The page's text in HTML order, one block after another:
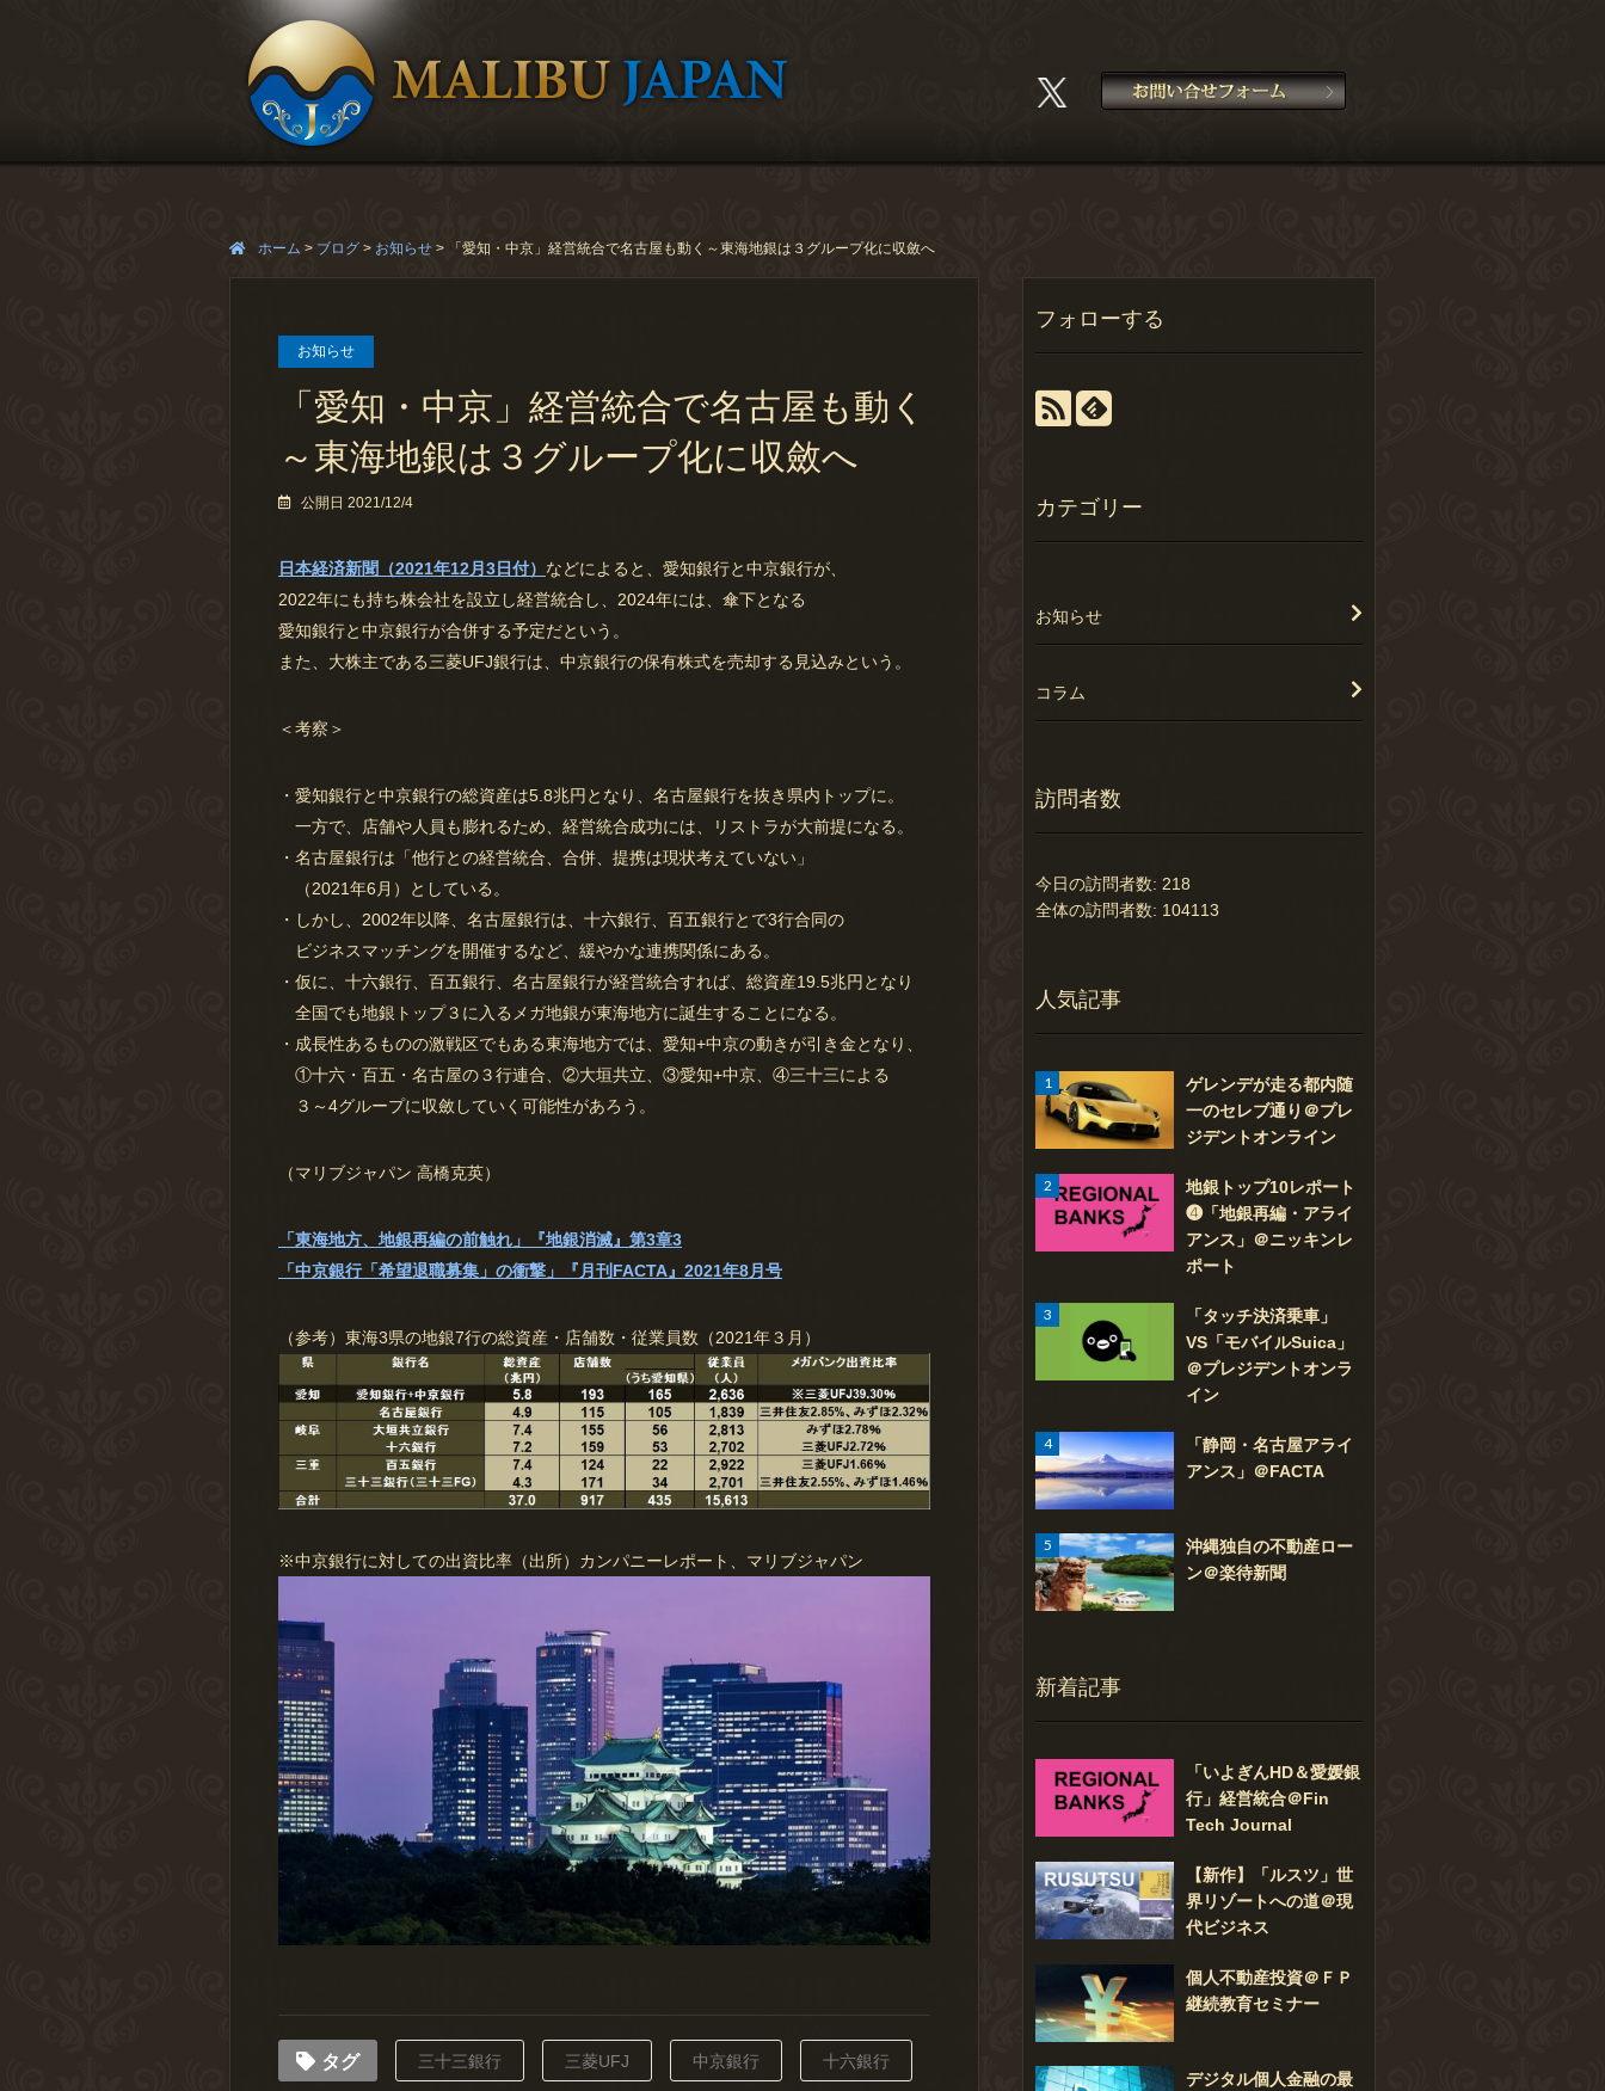
ホーム > ブログ > お知らせ > 「愛知・中京」経営統合で名古屋も動く～東海地銀は３グループ化に収斂へ
お知らせ
「愛知・中京」経営統合で名古屋も動く
～東海地銀は３グループ化に収斂へ
公開日 2021/12/4
日本経済新聞（2021年12月3日付） などによると、愛知銀行と中京銀行が、
2022年にも持ち株会社を設立し経営統合し、2024年には、傘下となる
愛知銀行と中京銀行が合併する予定だという。
また、大株主である三菱UFJ銀行は、中京銀行の保有株式を売却する見込みという。
＜考察＞
・愛知銀行と中京銀行の総資産は5.8兆円となり、名古屋銀行を抜き県内トップに。
一方で、店舗や人員も膨れるため、経営統合成功には、リストラが大前提になる。
・名古屋銀行は「他行との経営統合、合併、提携は現状考えていない」
（2021年6月）としている。
・しかし、2002年以降、名古屋銀行は、十六銀行、百五銀行とで3行合同の
ビジネスマッチングを開催するなど、緩やかな連携関係にある。
・仮に、十六銀行、百五銀行、名古屋銀行が経営統合すれば、総資産19.5兆円となり
全国でも地銀トップ３に入るメガ地銀が東海地方に誕生することになる。
・成長性あるものの激戦区でもある東海地方では、愛知+中京の動きが引き金となり、
①十六・百五・名古屋の３行連合、②大垣共立、③愛知+中京、④三十三による
３～4グループに収斂していく可能性があろう。
（マリブジャパン 高橋克英）
「東海地方、地銀再編の前触れ」『地銀消滅』第3章3
「中京銀行「希望退職募集」の衝撃」『月刊FACTA』2021年8月号
（参考）東海3県の地銀7行の総資産・店舗数・従業員数（2021年３月）
※中京銀行に対しての出資比率（出所）カンパニーレポート、マリブジャパン
タグ 三十三銀行 三菱UFJ 中京銀行 十六銀行
フォローする
カテゴリー
お知らせ
コラム
訪問者数
今日の訪問者数: 218
全体の訪問者数: 104113
人気記事
ゲレンデが走る都内随
一のセレブ通り＠プレ
ジデントオンライン
地銀トップ10レポート
❹「地銀再編・アライ
アンス」＠ニッキンレ
ポート
「タッチ決済乗車」
VS「モバイルSuica」
＠プレジデントオンラ
イン
「静岡・名古屋アライ
アンス」＠FACTA
沖縄独自の不動産ロー
ン＠楽待新聞
新着記事
「いよぎんHD＆愛媛銀
行」経営統合＠Fin
Tech Journal
【新作】「ルスツ」世
界リゾートへの道＠現
代ビジネス
個人不動産投資＠ＦＰ
継続教育セミナー
デジタル個人金融の最